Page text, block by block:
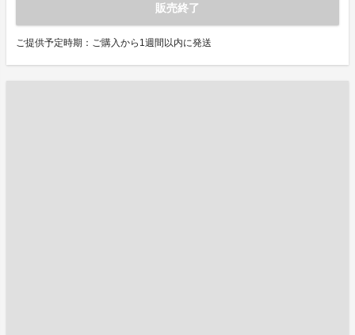
販売終了
ご提供予定時期：ご購入から1週間以内に発送